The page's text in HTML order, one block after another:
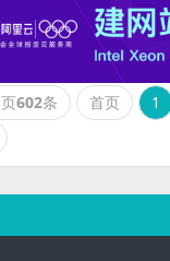
页602条 首页 1